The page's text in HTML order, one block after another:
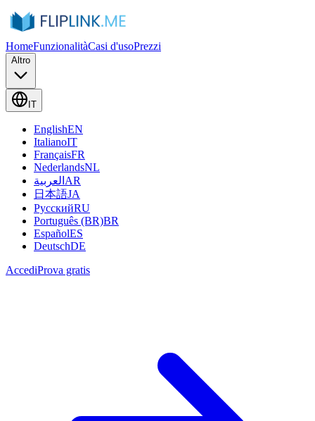
HomeFunzionalitàCasi d'usoPrezzi
Altro
IT
EnglishEN
ItalianoIT
FrançaisFR
NederlandsNL
العربية AR
日本語JA
РусскийRU
Português (BR)BR
EspañolES
DeutschDE
AccediProva gratis